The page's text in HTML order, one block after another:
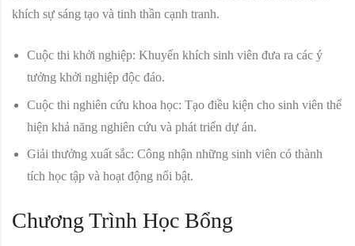
khích sự sáng tạo và tinh thần cạnh tranh.
Cuộc thi khởi nghiệp: Khuyến khích sinh viên đưa ra các ý
tưởng khởi nghiệp độc đáo.
Cuộc thi nghiên cứu khoa học: Tạo điều kiện cho sinh viên thể
hiện khả năng nghiên cứu và phát triển dự án.
Giải thưởng xuất sắc: Công nhận những sinh viên có thành
tích học tập và hoạt động nổi bật.
Chương Trình Học Bổng